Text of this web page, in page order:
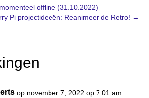
offline (31.10.2022)
Pi projectideeën: Reanimeer de Retro! →
op november 7, 2022 op 7:01 am